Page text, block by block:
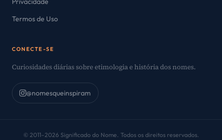
Termos de Uso
CONECTE-SE
Curiosidades diárias sobre etimologia e história dos nomes.
@nomesqueinspiram
© 2011–2026 Significado do Nome. Todos os direitos reservados.